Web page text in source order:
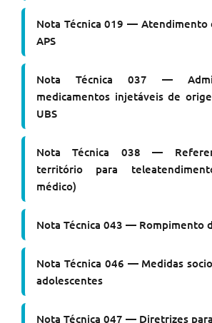
Nota Técnica 019 — Atendimento
APS
Nota Técnica 037 —
medicamentos injetáveis de
UBS
Nota Técnica 038 —
território para
médico)
Nota Técnica 043 — Rompimento
Nota Técnica 046 — Medidas
adolescentes
Nota Técnica 047 — Diretrizes para